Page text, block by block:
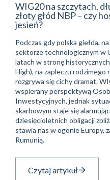
WIG20 na szczytach,
złoty głód NBP – czy
jesień?
Podczas gdy polska giełda,
sektorze technologicznym w
latach w stronę
High), na zapleczu
rozgrywa się cichy dramat.
wspierany perspektywą
Inwestycyjnych, jednak
skarbowym staje się
dziesięcioletnich obligacji
stawia nas w ogonie Europy,
Rumunią.
Czytaj artykuł